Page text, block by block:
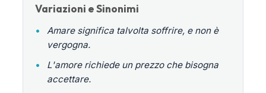
Variazioni e Sinonimi
•
Amare significa talvolta soffrire, e non è
vergogna.
•
L'amore richiede un prezzo che bisogna
accettare.